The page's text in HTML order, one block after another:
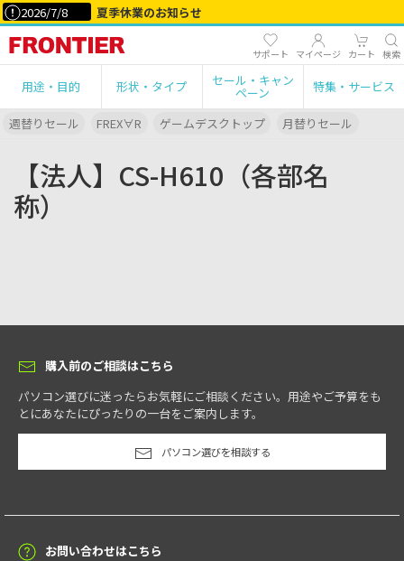
2026/7/8 夏季休業のお知らせ
サポート マイページ カート 検索
用途・目的 形状・タイプ セール・キャン
ペーン 特集・サービス
週替りセール FREX∀R ゲームデスクトップ 月替りセール
【法人】CS-H610（各部名
称）
購入前のご相談はこちら
パソコン選びに迷ったらお気軽にご相談ください。用途やご予算をも
とにあなたにぴったりの一台をご案内します。
パソコン選びを相談する
お問い合わせはこちら